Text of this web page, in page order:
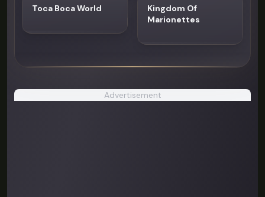
Toca Boca World
Kingdom Of
Marionettes
Advertisement